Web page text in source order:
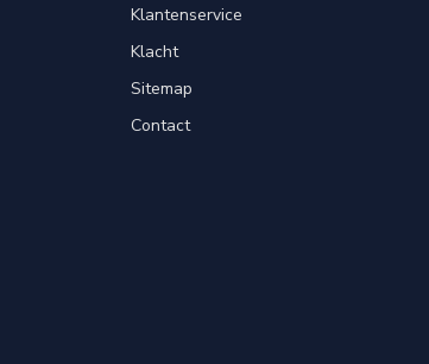
Klantenservice
Klacht
Sitemap
Contact